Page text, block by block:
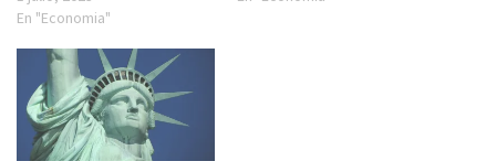
En "Economia"